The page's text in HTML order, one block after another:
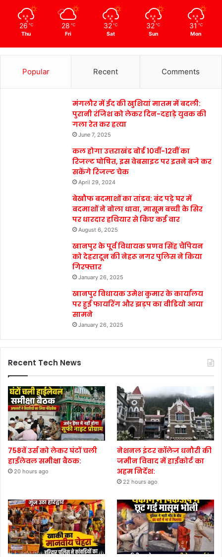
26 ℃
Thu
28 ℃
Fri
32 ℃
Sat
32 ℃
Sun
31 ℃
Mon
Popular Recent Comments
मंगलौर में ईद की खुशियां मातम में बदली:
पुरानी रंजिश को लेकर दिन-दहाड़े युवक की
गला रेत कर हत्या
June 7, 2025
कल होगा उत्तराखंड बोर्ड 10वीं-12वीं का
रिजल्ट घोषित, इस वेबसाइट पर इतने बजे कर
सकेंगे रिजल्ट चेक
April 29, 2024
बेखौफ बदमाशों का तांडव: बंद पड़े घर में
बदमाशों ने बोला धावा, मासूम बच्ची के सिर
पर धारदार हथियार से किए कई वार
August 6, 2025
खानपुर के पूर्व विधायक प्रणव सिंह चैंपियन
को देहरादून की नेहरू नगर पुलिस ने किया
गिरफ्तार
January 26, 2025
खानपुर विधायक उमेश कुमार के कार्यालय
पर हुई फायरिंग और झड़प का वीडियो आया
सामने
January 26, 2025
Recent Tech News
758वें उर्स को लेकर घंटों चली
हाईलेवल समीक्षा बैठक:
20 hours ago
नेशनल इंटर कॉलेज धनौरी की
जमीन विवाद में हाईकोर्ट का
अहम निर्देश:
22 hours ago